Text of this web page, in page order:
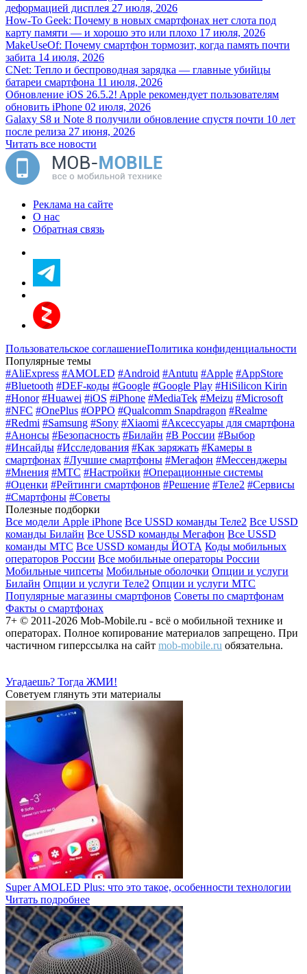
деформацией дисплея 27 июля, 2026
How-To Geek: Почему в новых смартфонах нет слота под
карту памяти — и хорошо это или плохо 17 июля, 2026
MakeUseOf: Почему смартфон тормозит, когда память почти
забита 14 июля, 2026
CNet: Тепло и беспроводная зарядка — главные убийцы
батареи смартфона 11 июля, 2026
Обновление iOS 26.5.2! Apple рекомендует пользователям
обновить iPhone 02 июля, 2026
Galaxy S8 и Note 8 получили обновление спустя почти 10 лет
после релиза 27 июня, 2026
Читать все новости
Реклама на сайте
О нас
Обратная связь
Пользовательское соглашениеПолитика конфиденциальности
Популярные темы
#AliExpress #AMOLED #Android #Antutu #Apple #AppStore
#Bluetooth #DEF-коды #Google #Google Play #HiSilicon Kirin
#Honor #Huawei #iOS #iPhone #MediaTek #Meizu #Microsoft
#NFC #OnePlus #OPPO #Qualcomm Snapdragon #Realme
#Redmi #Samsung #Sony #Xiaomi #Аксессуары для смартфона
#Анонсы #Безопасность #Билайн #В России #Выбор
#Инсайды #Исследования #Как заряжать #Камеры в
смартфонах #Лучшие смартфоны #Мегафон #Мессенджеры
#Мнения #МТС #Настройки #Операционные системы
#Оценки #Рейтинги смартфонов #Решение #Теле2 #Сервисы
#Смартфоны #Советы
Полезные подборки
Все модели Apple iPhone Все USSD команды Теле2 Все USSD
команды Билайн Все USSD команды Мегафон Все USSD
команды МТС Все USSD команды ЙОТА Коды мобильных
операторов России Все мобильные операторы России
Мобильные чипсеты Мобильные оболочки Опции и услуги
Билайн Опции и услуги Теле2 Опции и услуги МТС
Популярные магазины смартфонов Советы по смартфонам
Факты о смартфонах
7+ © 2011-2026 Mob-Mobile.ru - всё о мобильной технике и
операторах. Полное копирование материалов запрещено. При
частичном гиперссылка на сайт mob-mobile.ru обязательна.
Угадаешь? Тогда ЖМИ!
Советуем глянуть эти материалы
Super AMOLED Plus: что это такое, особенности технологии
Читать подробнее